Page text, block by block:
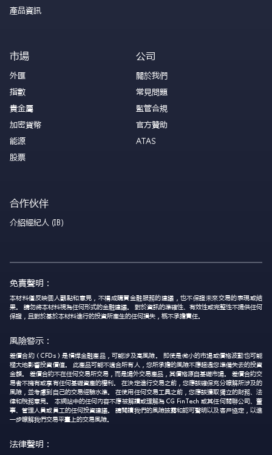
產品資訊
市場
外匯
指數
貴金屬
加密貨幣
能源
股票
公司
關於我們
常見問題
監管合規
官方贊助
ATAS
合作伙伴
介紹經紀人 (IB)
免責聲明：
本材料僅反映個人觀點和意見，不構成購買金融服務的建議，也不保證未來交易的表現或結
果。 請勿將本材料視為任何形式的金融建議。 對於資訊的準確性、有效性或完整性不提供任何
保證，且對於基於本材料進行的投資所產生的任何損失，概不承擔責任。
風險警示：
差價合約（CFDs）是槓桿金融產品，可能涉及高風險。 即使是微小的市場或價格波動也可能
極大地影響投資價值。 此產品可能不適合所有人，您所承擔的風險不應超過您準備失去的投資
金額。 差價合約不在任何交易所交易，而是場外交易產品，其價格源自基礎市場。 差價合約交
易者不擁有或享有任何基礎資產的權利。 在決定進行交易之前，您應該確保充分瞭解所涉及的
風險，並考慮到自己的交易經驗水準。 在使用任何交易工具之前，您應該獲取獨立的財務、法
律和稅務意見。 本網站中的任何內容不應被解讀或理解為 CG FinTech 或其任何關聯公司、董
事、管理人員或員工的任何投資建議。 請閱讀我們的風險披露和認可聲明以及客戶協定，以進
一步瞭解我們交易平臺上的交易風險。
法律聲明：